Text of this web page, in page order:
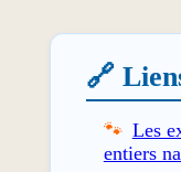
🔗
Les
entiers